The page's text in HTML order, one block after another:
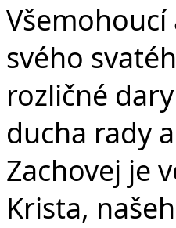
Všemohoucí
svého
rozličné
ducha rady
Zachovej je
Krista,